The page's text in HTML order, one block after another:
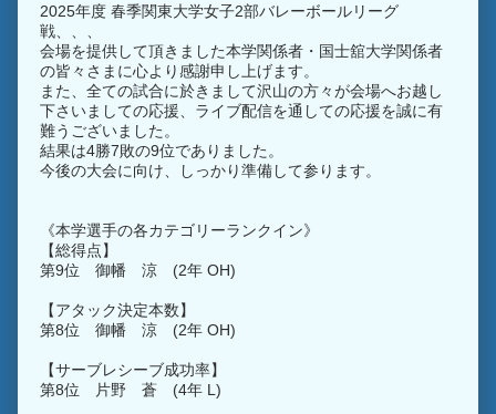
2025年度 春季関東大学女子2部バレーボールリーグ
戦、、、
会場を提供して頂きました本学関係者・国士舘大学関係者
の皆々さまに心より感謝申し上げます。
また、全ての試合に於きまして沢山の方々が会場へお越し
下さいましての応援、ライブ配信を通しての応援を誠に有
難うございました。
結果は4勝7敗の9位でありました。
今後の大会に向け、しっかり準備して参ります。
《本学選手の各カテゴリーランクイン》
【総得点】
第9位 御幡 涼 (2年 OH)
【アタック決定本数】
第8位 御幡 涼 (2年 OH)
【サーブレシーブ成功率】
第8位 片野 蒼 (4年 L)